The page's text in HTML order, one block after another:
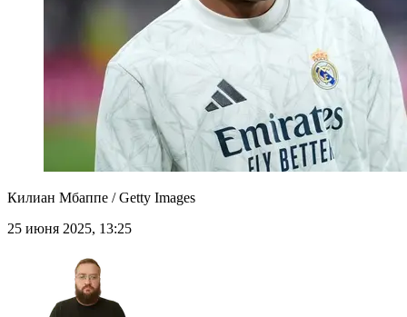
Килиан Мбаппе / Getty Images
25 июня 2025, 13:25